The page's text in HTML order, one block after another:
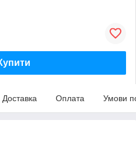
Доставка Оплата Умови